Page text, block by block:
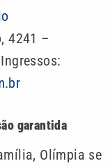
4241 –
garantida
Olímpia se